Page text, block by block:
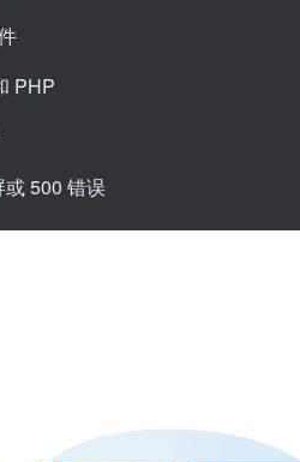
PHP
500 错误